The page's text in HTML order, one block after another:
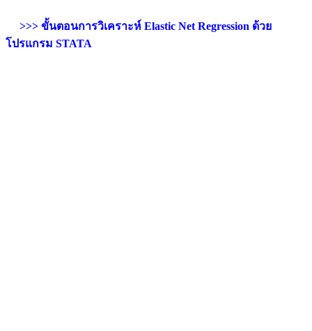
>>> ขั้นตอนการวิเคราะห์ Elastic Net Regression ด้วย
โปรแกรม STATA